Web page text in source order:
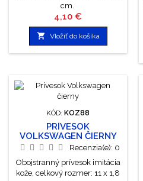
cm.
Cena
4,10 €
 Vložiť do košíka
KÓD: KOZ88
PRÍVESOK
VOLKSWAGEN ČIERNY
Recenzia(e): 0
Obojstranný prívesok imitácia
kože, celkový rozmer: 11 x 1,8